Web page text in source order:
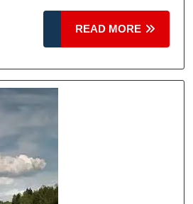
Een
Symbool
Van
Kracht
READ MORE
MORE